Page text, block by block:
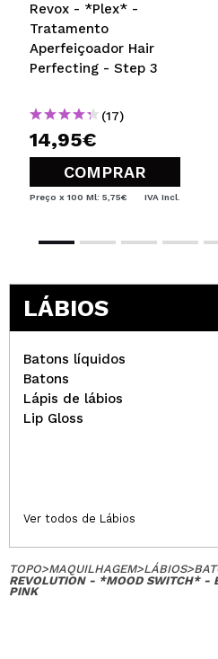
Revox - *Plex* -
Tratamento
Aperfeiçoador Hair
Perfecting - Step 3
(17)
14,95€
COMPRAR
Preço x 100 Ml: 5,75€ IVA Incl.
LÁBIOS
Batons líquidos
Batons
Lápis de lábios
Lip Gloss
Ver todos de Lábios
TOPO>MAQUILHAGEM>LÁBIOS>
REVOLUTION - *MOOD SWITCH* -
PINK